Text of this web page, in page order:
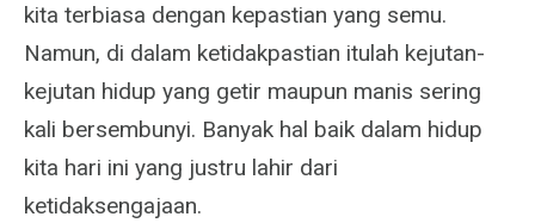
kita terbiasa dengan kepastian yang semu.
Namun, di dalam ketidakpastian itulah kejutan-
kejutan hidup yang getir maupun manis sering
kali bersembunyi. Banyak hal baik dalam hidup
kita hari ini yang justru lahir dari
ketidaksengajaan.